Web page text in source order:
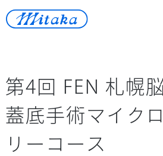
天体望遠鏡
医療機器
測定機器
第4回 FEN 札幌
蓋底手術マイク
リーコース